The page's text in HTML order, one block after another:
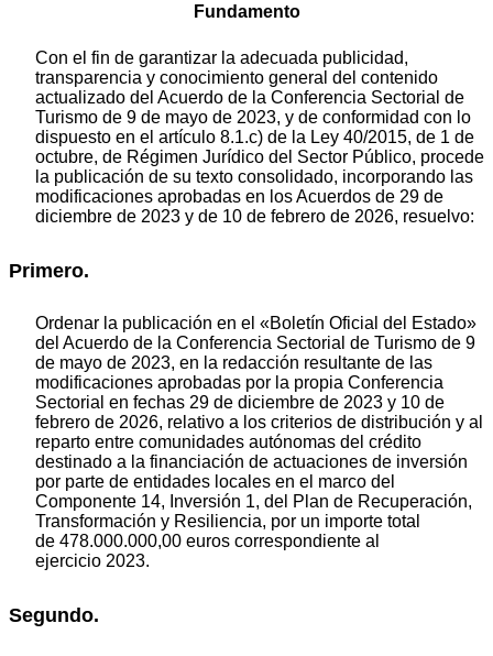
Fundamento
Con el fin de garantizar la adecuada publicidad,
transparencia y conocimiento general del contenido
actualizado del Acuerdo de la Conferencia Sectorial de
Turismo de 9 de mayo de 2023, y de conformidad con lo
dispuesto en el artículo 8.1.c) de la Ley 40/2015, de 1 de
octubre, de Régimen Jurídico del Sector Público, procede
la publicación de su texto consolidado, incorporando las
modificaciones aprobadas en los Acuerdos de 29 de
diciembre de 2023 y de 10 de febrero de 2026, resuelvo:
Primero.
Ordenar la publicación en el «Boletín Oficial del Estado»
del Acuerdo de la Conferencia Sectorial de Turismo de 9
de mayo de 2023, en la redacción resultante de las
modificaciones aprobadas por la propia Conferencia
Sectorial en fechas 29 de diciembre de 2023 y 10 de
febrero de 2026, relativo a los criterios de distribución y al
reparto entre comunidades autónomas del crédito
destinado a la financiación de actuaciones de inversión
por parte de entidades locales en el marco del
Componente 14, Inversión 1, del Plan de Recuperación,
Transformación y Resiliencia, por un importe total
de 478.000.000,00 euros correspondiente al
ejercicio 2023.
Segundo.